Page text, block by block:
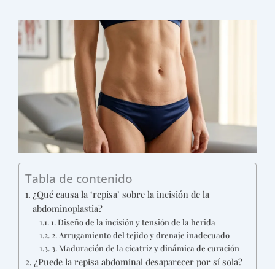
Tabla de contenido
¿Qué causa la ‘repisa’ sobre la incisión de la
abdominoplastia?
1. Diseño de la incisión y tensión de la herida
2. Arrugamiento del tejido y drenaje inadecuado
3. Maduración de la cicatriz y dinámica de curación
¿Puede la repisa abdominal desaparecer por sí sola?